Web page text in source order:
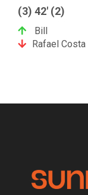
(3) 42' (2)
Bill
Rafael Costa